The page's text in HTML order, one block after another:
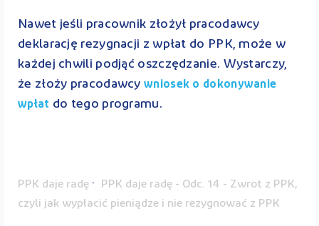
Nawet jeśli pracownik złożył pracodawcy
deklarację rezygnacji z wpłat do PPK, może w
każdej chwili podjąć oszczędzanie. Wystarczy,
że złoży pracodawcywniosek o dokonywanie
wpłat do tego programu.
PPK daje radę ·
PPK daje radę - Odc. 14 - Zwrot z PPK,
czyli jak wypłacić pieniądze i nie rezygnować z PPK